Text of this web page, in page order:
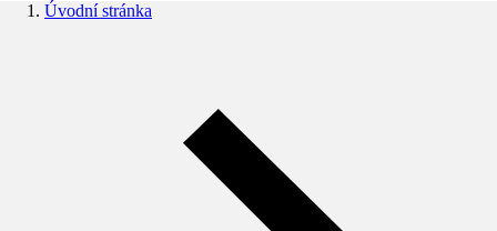
Úvodní stránka